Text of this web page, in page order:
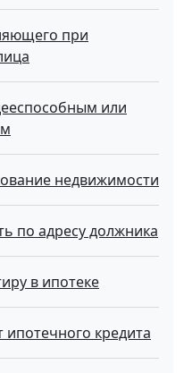
при
или
недвижимости
по адресу должника
в ипотеке
кредита